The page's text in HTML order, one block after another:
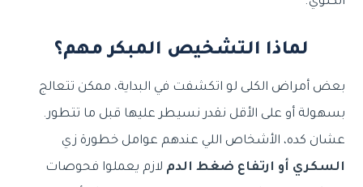
لماذا التشخيص المبكر مهم؟
بعض أمراض الكلى لو اتكشفت في البداية، ممكن تتعالج
بسهولة أو على الأقل نقدر نسيطر عليها قبل ما تتطور.
عشان كده، الأشخاص اللي عندهم عوامل خطورة زي
السكري أو ارتفاع ضغط الدم لازم يعملوا فحوصات